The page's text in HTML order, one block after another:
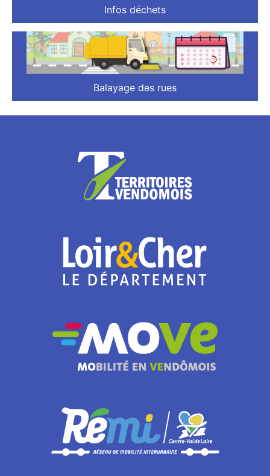
Infos déchets
Balayage des rues